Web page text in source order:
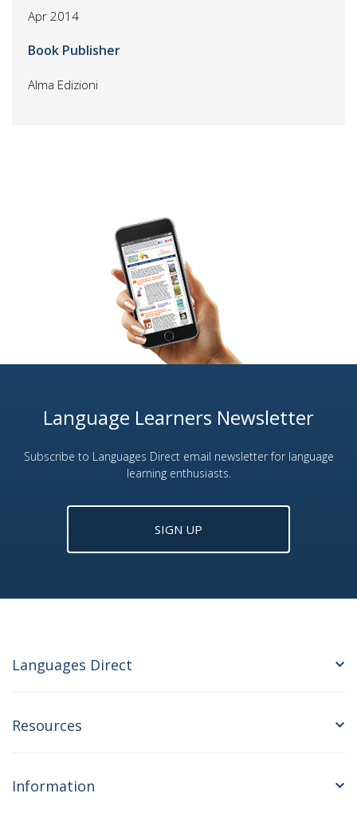
Apr 2014
Book Publisher
Alma Edizioni
Language Learners Newsletter
Subscribe to Languages Direct email newsletter for language
learning enthusiasts.
SIGN UP
Languages Direct
Resources
Information